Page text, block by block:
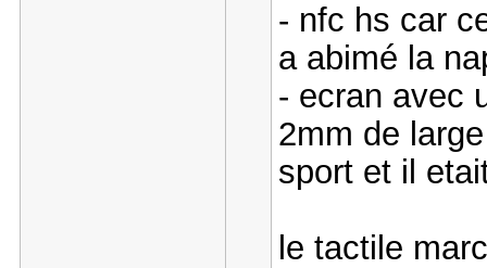
- nfc hs car
a abimé la
- ecran avec
2mm de
sport et il
le tactile